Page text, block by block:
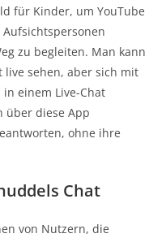
für Kinder, um YouTube
zu begleiten. Man kann
live sehen, aber sich mit
einem Live-Chat
über diese App
ohne ihre
Chat
von Nutzern, die